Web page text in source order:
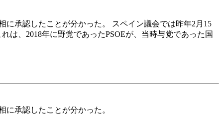
に承認したことが分かった。 スペイン議会では昨年2月15
は、2018年に野党であったPSOEが、当時与党であった国
に承認したことが分かった。